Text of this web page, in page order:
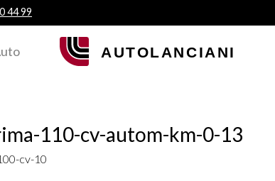
44 99
110-cv-autom-km-0-13
cv-10